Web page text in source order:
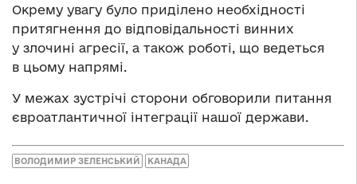
Окрему увагу було приділено необхідності
притягнення до відповідальності винних
у злочині агресії, а також роботі, що ведеться
в цьому напрямі.
У межах зустрічі сторони обговорили питання
євроатлантичної інтеграції нашої держави.
ВОЛОДИМИР ЗЕЛЕНСЬКИЙ КАНАДА